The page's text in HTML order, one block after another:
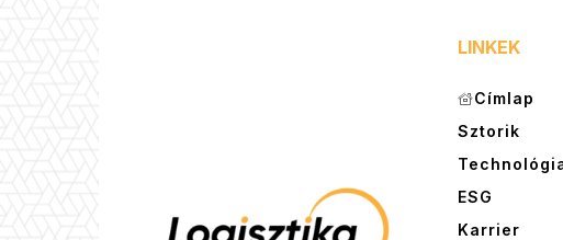
LINKEK
Címlap
Sztorik
ESG
Karrier